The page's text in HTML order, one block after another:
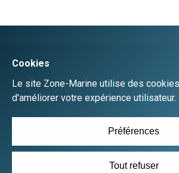
Créer un compte
Se connecter
Déposer une annonce gratuitement